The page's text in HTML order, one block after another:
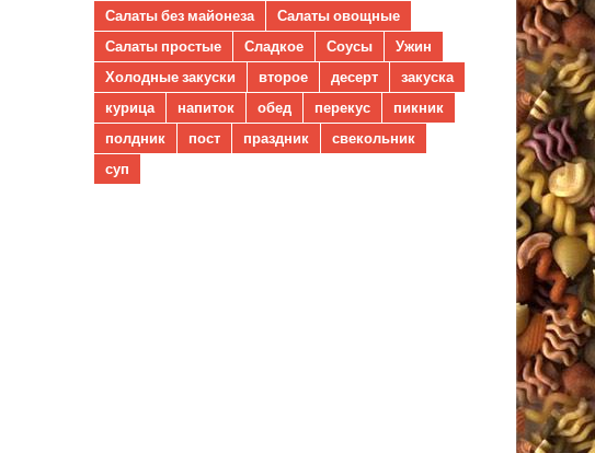
Салаты без майонеза
Салаты овощные
Салаты простые
Сладкое Соусы
Ужин
Холодные закуски
второе десерт
закуска
курица
напиток обед перекус
пикник
полдник
пост праздник
свекольник
суп